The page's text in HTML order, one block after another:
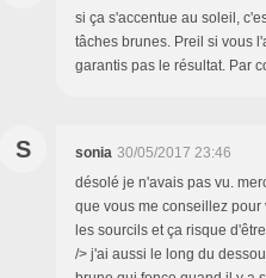
si ça s'accentue au soleil,
tâches brunes. Preil si vous
garantis pas le résultat. Par
S sonia 30/05/2017 23:46
désolé je n'avais pas vu.
que vous me conseillez
les sourcils et ça risque
/> j'ai aussi le long du